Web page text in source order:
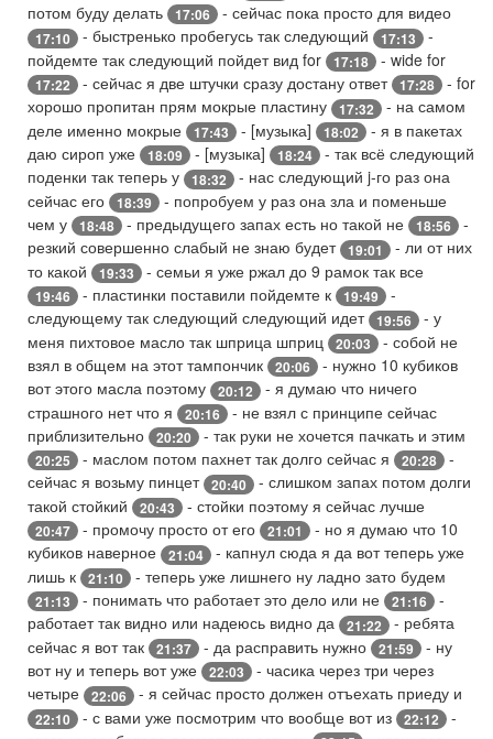
потом буду делать 17:06 - сейчас пока просто для видео
17:10 - быстренько пробегусь так следующий 17:13
-
пойдемте так следующий пойдет вид for
17:18 - wide for
17:22 - сейчас я две штучки сразу достану ответ 17:28
- for
хорошо пропитан прям мокрые пластину
17:32
- на самом
деле именно мокрые
17:43 - [музыка] 18:02
- я в пакетах
даю сироп уже
18:09 - [музыка] 18:24
- так всё следующий
поденки так теперь у
18:32
- нас следующий j-го раз она
сейчас его
18:39
- попробуем у раз она зла и поменьше
чем у
18:48 - предыдущего запах есть но такой не 18:56
-
резкий совершенно слабый не знаю будет 19:01
- ли от них
то какой
19:33 - семьи я уже ржал до 9 рамок так все
19:46 - пластинки поставили пойдемте к 19:49
-
следующему так следующий следующий идет 19:56
- у
меня пихтовое масло так шприца шприц
20:03
- собой не
взял в общем на этот тампончик
20:06
- нужно 10 кубиков
вот этого масла поэтому
20:12
- я думаю что ничего
страшного нет что я
20:16
- не взял с принципе сейчас
приблизительно
20:20 - так руки не хочется пачкать и этим
20:25 - маслом потом пахнет так долго сейчас я 20:28
-
сейчас я возьму пинцет 20:40
- слишком запах потом долги
такой стойкий
20:43 - стойки поэтому я сейчас лучше
20:47 - промочу просто от его 21:01
- но я думаю что 10
кубиков наверное
21:04
- капнул сюда я да вот теперь уже
лишь к
21:10 - теперь уже лишнего ну ладно зато будем
21:13 - понимать что работает это дело или не 21:16
-
работает так видно или надеюсь видно да
21:22
- ребята
сейчас я вот так
21:37 - да расправить нужно 21:59
- ну
вот ну и теперь вот уже
22:03
- часика через три через
четыре
22:06 - я сейчас просто должен отъехать приеду и
22:10 - с вами уже посмотрим что вообще вот из 22:12
-